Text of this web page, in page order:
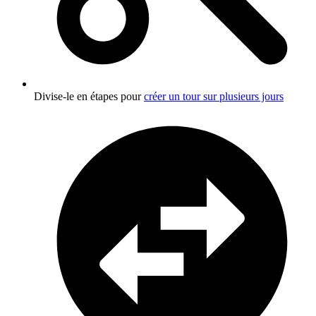
Divise-le en étapes pourcréer un tour sur plusieurs jours